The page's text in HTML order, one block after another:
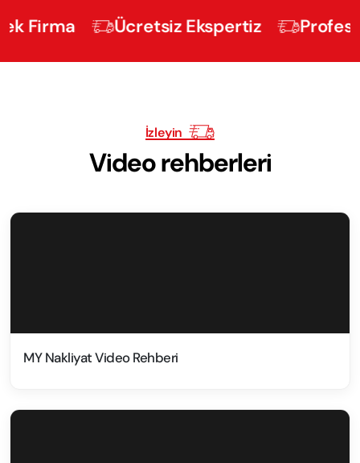
Ücretsiz Ekspertiz Profesyonel
İzleyin
Video rehberleri
MY Nakliyat Video Rehberi